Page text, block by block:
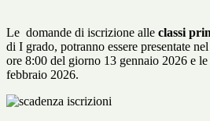
Le domande di iscrizione alle classi
di I grado, potranno essere presentate
ore 8:00 del giorno 13 gennaio 2026 e
febbraio 2026.